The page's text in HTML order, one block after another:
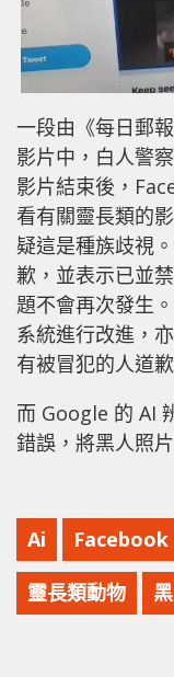
一段由《每日郵
影片中，白人警
影片結束後，
看有關靈長類的
疑這是種族歧視
歉，並表示已並
題不會再次發生
系統進行改進，
有被冒犯的人道歉
而 Google 的 AI
錯誤，將黑人照
Ai Facebook
靈長類動物